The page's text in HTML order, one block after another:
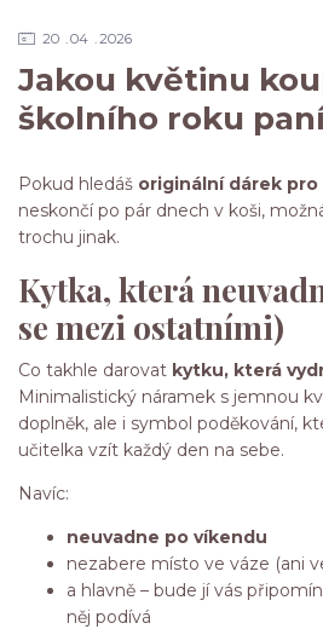
20 04 2026
Jakou květinu
školního roku
Pokud hledáš originální dárek
neskončí po pár dnech v koši,
trochu jinak.
Kytka, která
se mezi ostatními)
Co takhle darovat kytku, která
Minimalistický náramek s jemnou
doplněk, ale i symbol poděkování,
učitelka vzít každý den na sebe.
Navíc:
neuvadne po víkendu
nezabere místo ve váze (ani
a hlavně – bude jí vás
něj podívá